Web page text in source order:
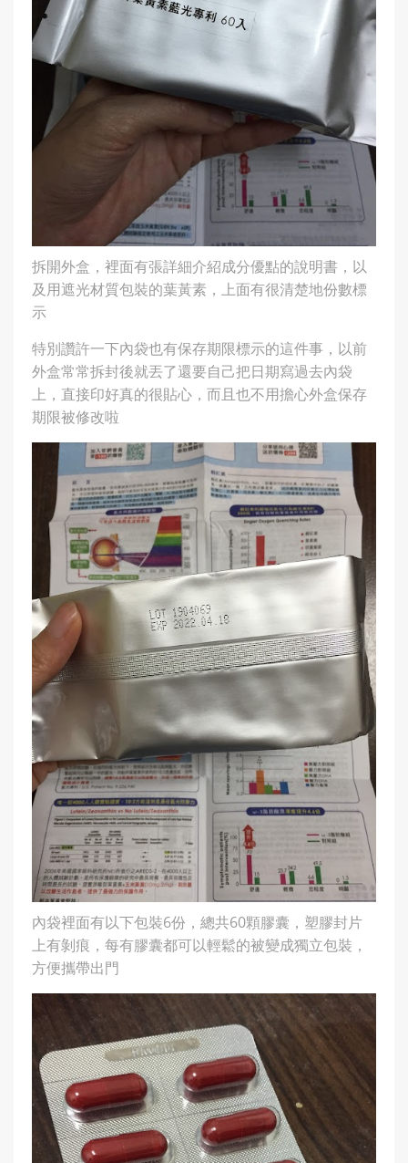
拆開外盒，裡面有張詳細介紹成分優點的說明書，以
及用遮光材質包裝的葉黃素，上面有很清楚地份數標
示
特別讚許一下內袋也有保存期限標示的這件事，以前
外盒常常拆封後就丟了還要自己把日期寫過去內袋
上，直接印好真的很貼心，而且也不用擔心外盒保存
期限被修改啦
內袋裡面有以下包裝6份，總共60顆膠囊，塑膠封片
上有剝痕，每有膠囊都可以輕鬆的被變成獨立包裝，
方便攜帶出門